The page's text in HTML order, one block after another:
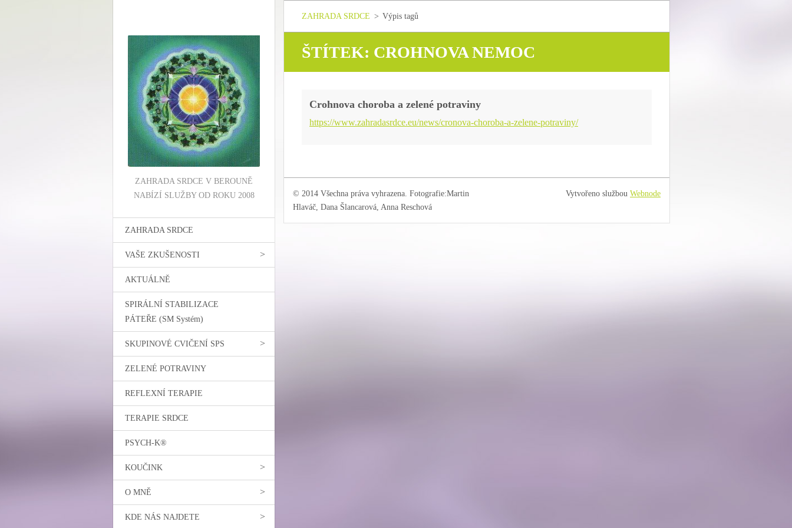
ZAHRADA SRDCE V BEROUNĚ
NABÍZÍ SLUŽBY OD ROKU 2008
ZAHRADA SRDCE
VAŠE ZKUŠENOSTI
AKTUÁLNĚ
SPIRÁLNÍ STABILIZACE
PÁTEŘE (SM Systém)
SKUPINOVÉ CVIČENÍ SPS
ZELENÉ POTRAVINY
REFLEXNÍ TERAPIE
TERAPIE SRDCE
PSYCH-K®
KOUČINK
O MNĚ
KDE NÁS NAJDETE
ZAHRADA SRDCE > Výpis tagů
ŠTÍTEK: CROHNOVA NEMOC
Crohnova choroba a zelené potraviny
https://www.zahradasrdce.eu/news/cronova-choroba-a-zelene-potraviny/
© 2014 Všechna práva vyhrazena. Fotografie:Martin
Hlaváč, Dana Šlancarová, Anna Reschová
Vytvořeno službouWebnode